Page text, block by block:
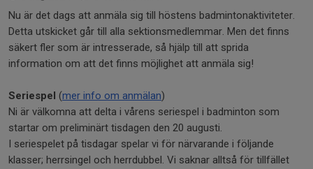
Nu är det dags att anmäla sig till höstens badmintonaktiviteter.
Detta utskicket går till alla sektionsmedlemmar. Men det finns
säkert fler som är intresserade, så hjälp till att sprida
information om att det finns möjlighet att anmäla sig!
Seriespel (mer info om anmälan)
Ni är välkomna att delta i vårens seriespel i badminton som
startar om preliminärt tisdagen den 20 augusti.
I seriespelet på tisdagar spelar vi för närvarande i följande
klasser; herrsingel och herrdubbel. Vi saknar alltså för tillfället